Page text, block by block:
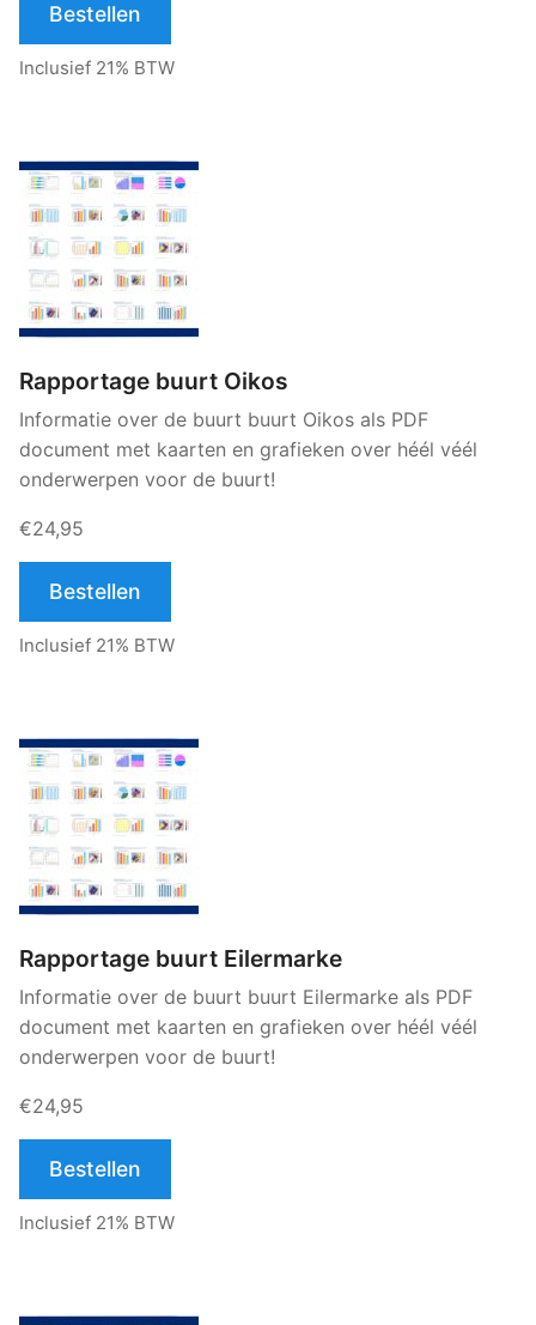
Bestellen
Inclusief 21% BTW
Rapportage buurt Oikos
Informatie over de buurt buurt Oikos als PDF
document met kaarten en grafieken over héél véél
onderwerpen voor de buurt!
€24,95
Bestellen
Inclusief 21% BTW
Rapportage buurt Eilermarke
Informatie over de buurt buurt Eilermarke als PDF
document met kaarten en grafieken over héél véél
onderwerpen voor de buurt!
€24,95
Bestellen
Inclusief 21% BTW